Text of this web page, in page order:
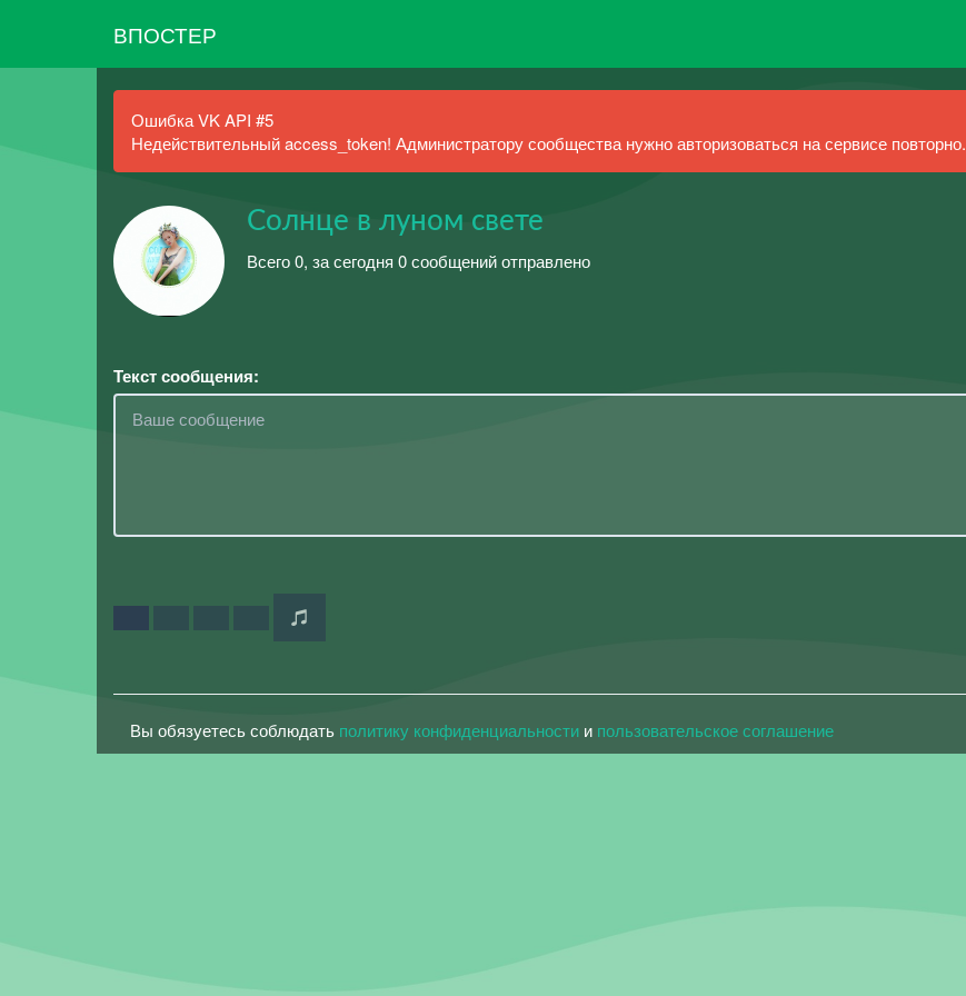
ВПОСТЕР
Ошибка VK API #5
Недействительный access_token! Администратору сообщества нужно авторизоваться на сервисе повторно.
Солнце в луном свете
Всего 0, за сегодня 0 сообщений отправлено
Текст сообщения:
Вы обязуетесь соблюдать политику конфиденциальности и пользовательское соглашение